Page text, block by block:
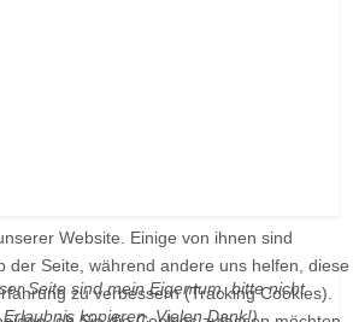
Seite sind mein Eigentum, bitte nicht
kopieren. Vielen Dank!)
Website. Einige von ihnen sind
der Seite, während andere uns helfen, diese
zu verbessern (Tracking Cookies).